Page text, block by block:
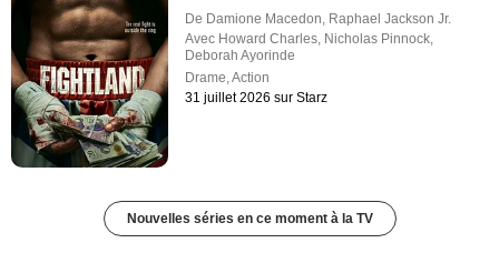
De Damione Macedon Raphael Jackson Jr.
Avec Howard Charles Nicholas Pinnock
Deborah Ayorinde
Drame ,Action
31 juillet 2026 sur Starz
Nouvelles séries en ce moment à la TV